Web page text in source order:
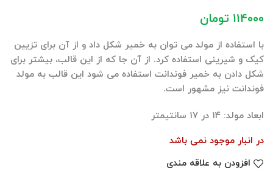
۱۱۴۰۰۰ تومان
با استفاده از مولد می توان به خمیر شکل داد و از آن برای تزیین
کیک و شیرینی استفاده کرد. از آن جا که از این قالب، بیشتر برای
شکل دادن به خمیر فوندانت استفاده می شود این قالب به مولد
فوندانت نیز مشهور است.
ابعاد مولد: ۱۴ در ۱۷ سانتیمتر
در انبار موجود نمی باشد
افزودن به علاقه مندی